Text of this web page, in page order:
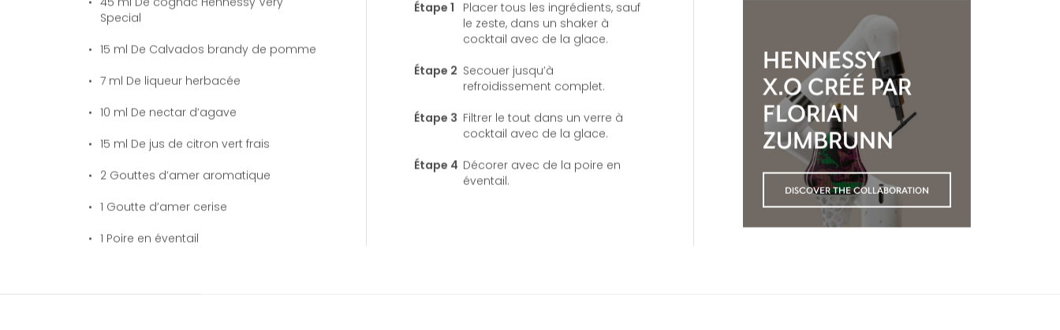
45 ml De cognac Hennessy Very
Special
15 ml De Calvados brandy de pomme
7 ml De liqueur herbacée
10 ml De nectar d’agave
15 ml De jus de citron vert frais
2 Gouttes d’amer aromatique
1 Goutte d’amer cerise
1 Poire en éventail
Placer tous les ingrédients, sauf
le zeste, dans un shaker à
cocktail avec de la glace.
Secouer jusqu’à
refroidissement complet.
Filtrer le tout dans un verre à
cocktail avec de la glace.
Décorer avec de la poire en
éventail.
HENNESSY
X.O CRÉÉ PAR
FLORIAN
ZUMBRUNN
DISCOVER THE COLLABORATION